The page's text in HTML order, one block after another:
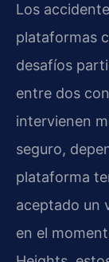
Los
plataformas
desafíos
entre dos
intervienen
seguro,
plataforma
aceptado un
en el